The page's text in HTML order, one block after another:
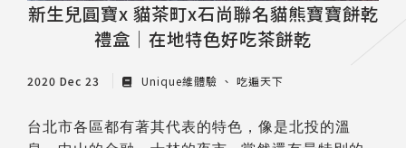
新生兒圓寶x 貓茶町x石尚聯名貓熊寶寶餅乾
禮盒│在地特色好吃茶餅乾
2020 Dec 23 Unique維體驗 吃遍天下
台北市各區都有著其代表的特色，像是北投的溫